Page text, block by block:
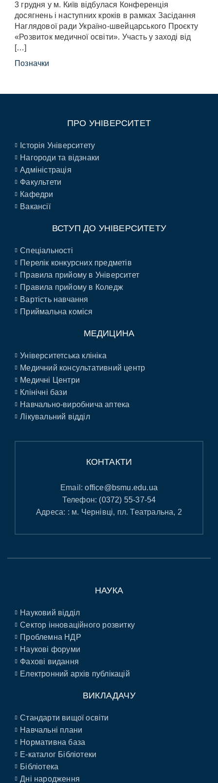
3 грудня у м. Київ відбулася Конференція
досягнень і наступних кроків в рамках Засідання
Наглядової ради Україно-швейцарського Проєкту
«Розвиток медичної освіти». Участь у заході від
[…]
Позначки
ПРО УНІВЕРСИТЕТ
Історія Університету
Нагороди та відзнаки
Адміністрація
Факультети
Кафедри
Вакансії
ВСТУП ДО УНІВЕРСИТЕТУ
Спеціальності
Перелік конкурсних предметів
Правила прийому в Університет
Правила прийому в Коледж
Вартість навчання
Приймальна коміся
МЕДИЦИНА
Університетська клініка
Медичний консультативний центр
Медичні Центри
Клінічні бази
Навчально-виробнича аптека
Лікувальний відділ
КОНТАКТИ
Email:office@bsmu.edu.ua
Телефон: (0372) 55-37-54
Адреса: : м. Чернівці, пл. Театральна, 2
НАУКА
Науковий відділ
Сектор інноваційного розвитку
Проблемна НДР
Наукові форуми
Фахові видання
Електронний архів публікацій
ВИКЛАДАЧУ
Стандарти вищої освіти
Навчальні плани
Нормативна база
E-каталог Бібліотеки
Бібліотека
Дні народження